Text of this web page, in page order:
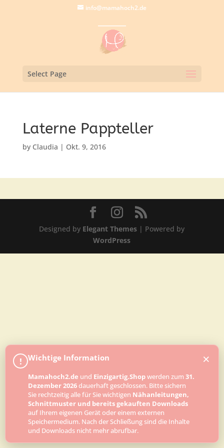
info@mamahoch2.de
Select Page
Laterne Pappteller
by Claudia | Okt. 9, 2016
Designed by Elegant Themes | Powered by
WordPress
! Wichtige Information
Mamahoch2.de und Einzigartig.Shopwerden zum 31.
Dezember 2026dauerhaft geschlossen. Bitte sichern
Sie rechtzeitig alle für Sie wichtigen Nähanleitungen,
Schnittmuster und bereits gekauften Downloads
auf Ihrem eigenen Gerät oder einem externen
Speichermedium. Nach der Schließung sind die Inhalte
und Downloads nicht mehr abrufbar.
×